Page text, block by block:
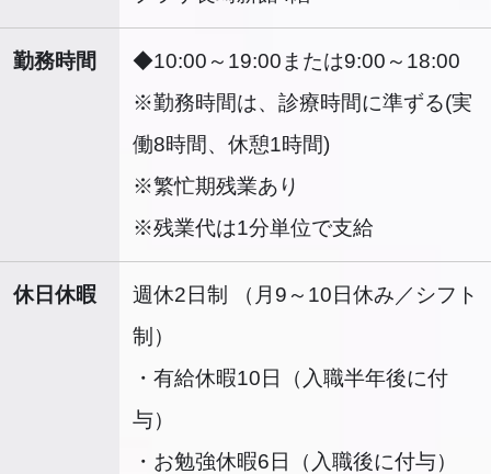
勤務時間
◆10:00～19:00または9:00～18:00
※勤務時間は、診療時間に準ずる(実
働8時間、休憩1時間)
※繁忙期残業あり
※残業代は1分単位で支給
休日休暇
週休2日制 （月9～10日休み／シフト
制）
・有給休暇10日（入職半年後に付
与）
・お勉強休暇6日（入職後に付与）